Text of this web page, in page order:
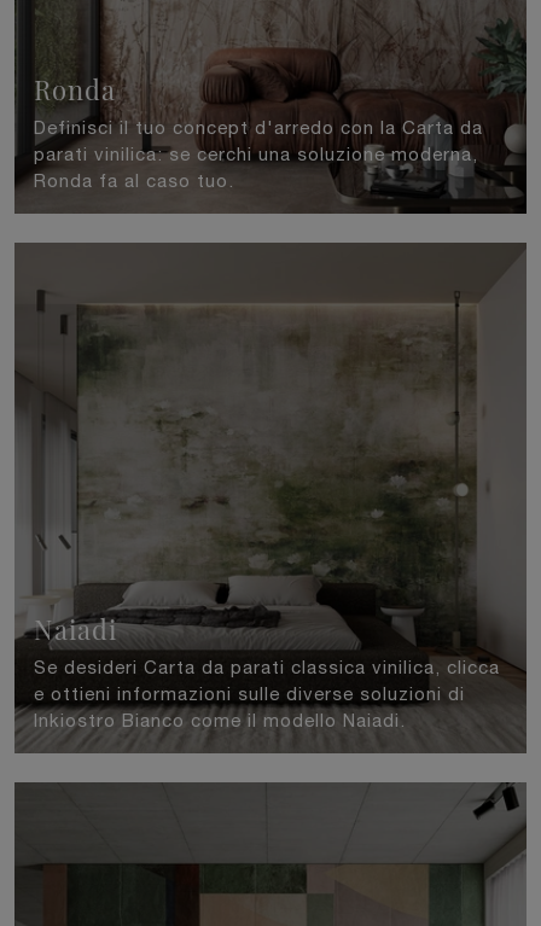
Ronda
Definisci il tuo concept d'arredo con la Carta da
parati vinilica: se cerchi una soluzione moderna,
Ronda fa al caso tuo.
Naiadi
Se desideri Carta da parati classica vinilica, clicca
e ottieni informazioni sulle diverse soluzioni di
Inkiostro Bianco come il modello Naiadi.